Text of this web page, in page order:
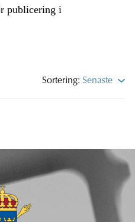
publicering i
Sortering: Senaste